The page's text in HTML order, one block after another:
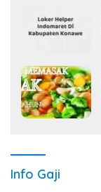
Info Gaji